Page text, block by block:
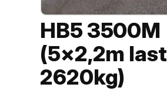
HB5 3500M
(5×2,2m last
2620kg)